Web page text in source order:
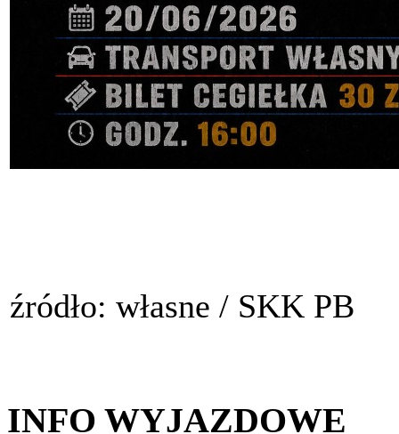
źródło: własne / SKK PB
INFO WYJAZDOWE